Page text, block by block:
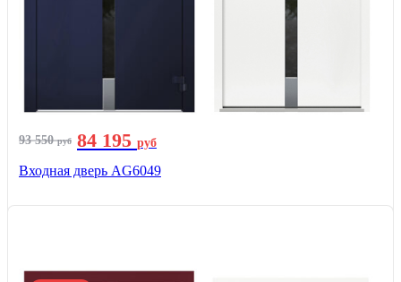
93 550руб 84 195 руб
Входная дверь AG6049